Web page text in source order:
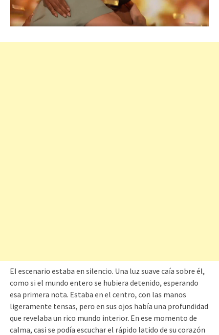
El escenario estaba en silencio. Una luz suave caía sobre él,
como si el mundo entero se hubiera detenido, esperando
esa primera nota. Estaba en el centro, con las manos
ligeramente tensas, pero en sus ojos había una profundidad
que revelaba un rico mundo interior. En ese momento de
calma, casi se podía escuchar el rápido latido de su corazón